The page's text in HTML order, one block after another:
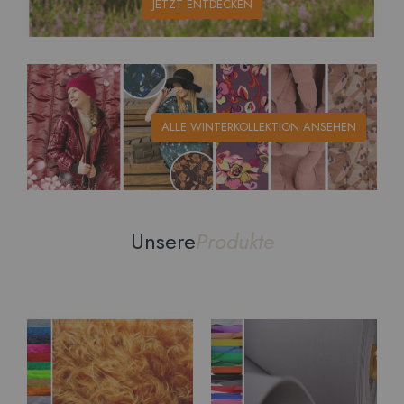
JETZT ENTDECKEN
ALLE WINTERKOLLEKTION ANSEHEN
UnsereProdukte